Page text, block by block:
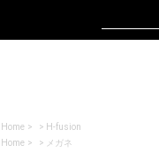
Home > H-fusion
Home
> メガネ